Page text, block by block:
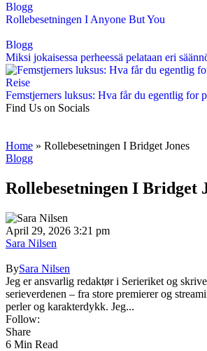
Blogg
Rollebesetningen I Anyone But You
Blogg
Miksi jokaisessa perheessä pelataan eri
Reise
Femstjerners luksus: Hva får du egentlig for
Find Us on Socials
Home » Rollebesetningen I Bridget Jones
Blogg
Rollebesetningen I Bridget
April 29, 2026 3:21 pm
Sara Nilsen
BySara Nilsen
Jeg er ansvarlig redaktør i Serieriket og
serieverdenen – fra store premierer og
perler og karakterdykk. Jeg...
Follow:
Share
6 Min Read